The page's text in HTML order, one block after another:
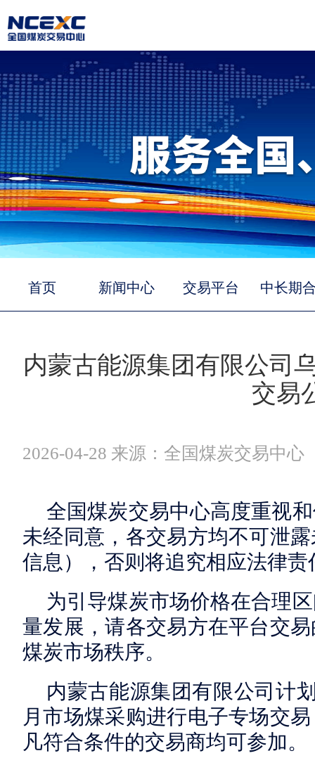
首页 新闻中心 交易平台 中长期
内蒙古能源集团有限公司
交易
2026-04-28 来源：全国煤炭交易中心
全国煤炭交易中心高度重视
未经同意，各交易方均不可泄
信息），否则将追究相应法律责
为引导煤炭市场价格在合理
量发展，请各交易方在平台交
煤炭市场秩序。
内蒙古能源集团有限公司计
月市场煤采购进行电子专场交
凡符合条件的交易商均可参加。